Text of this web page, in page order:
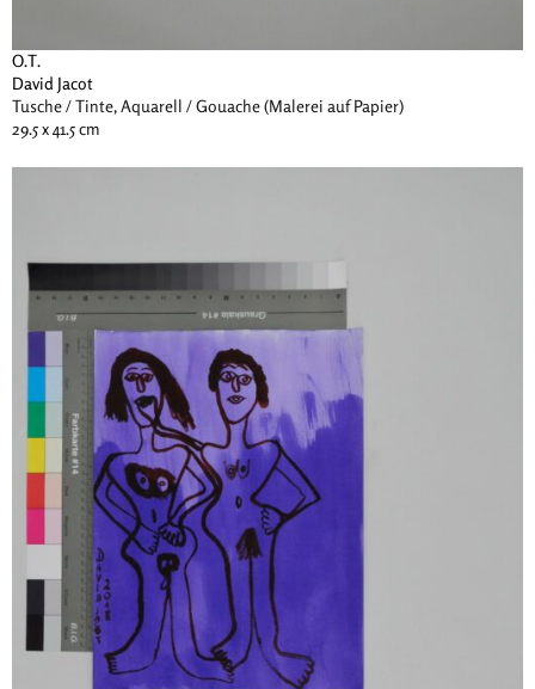
O.T.
David Jacot
Tusche / Tinte, Aquarell / Gouache (Malerei auf Papier)
29.5 x 41.5 cm